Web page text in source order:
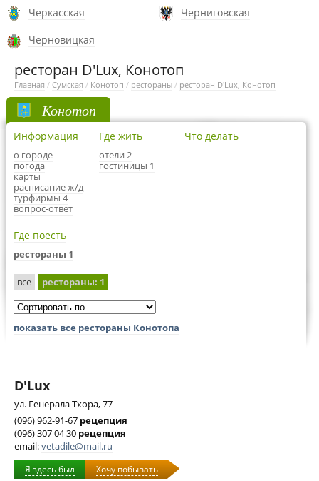
Черкасская
Черниговская
Черновицкая
ресторан D'Lux, Конотоп
Главная / Сумская / Конотоп / рестораны / ресторан D'Lux, Конотоп
Конотоп
Информация
о городе
погода
карты
расписание ж/д
турфирмы 4
вопрос-ответ
Где жить
отели 2
гостиницы 1
Что делать
Где поесть
рестораны 1
все рестораны: 1
показать все рестораны Конотопа
D'Lux
ул. Генерала Тхора, 77
(096) 962-91-67 рецепция
(096) 307 04 30 рецепция
email:vetadile@mail.ru
Я здесь был Хочу побывать